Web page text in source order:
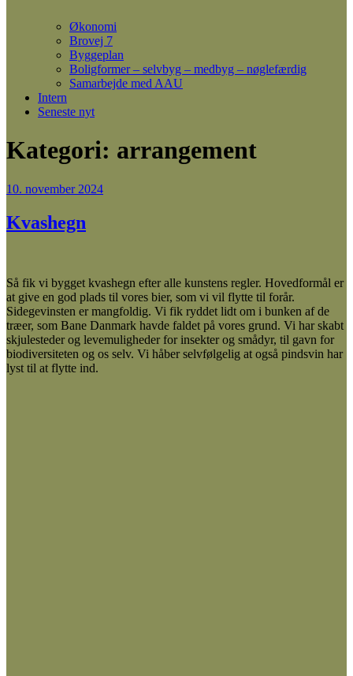
Økonomi
Brovej 7
Byggeplan
Boligformer – selvbyg – medbyg – nøglefærdig
Samarbejde med AAU
Intern
Seneste nyt
Kategori: arrangement
Udgivet
10. november 2024
Kvashegn
Så fik vi bygget kvashegn efter alle kunstens regler. Hovedformål er
at give en god plads til vores bier, som vi vil flytte til forår.
Sidegevinsten er mangfoldig. Vi fik ryddet lidt om i bunken af de
træer, som Bane Danmark havde faldet på vores grund. Vi har skabt
skjulesteder og levemuligheder for insekter og smådyr, til gavn for
biodiversiteten og os selv. Vi håber selvfølgelig at også pindsvin har
lyst til at flytte ind.